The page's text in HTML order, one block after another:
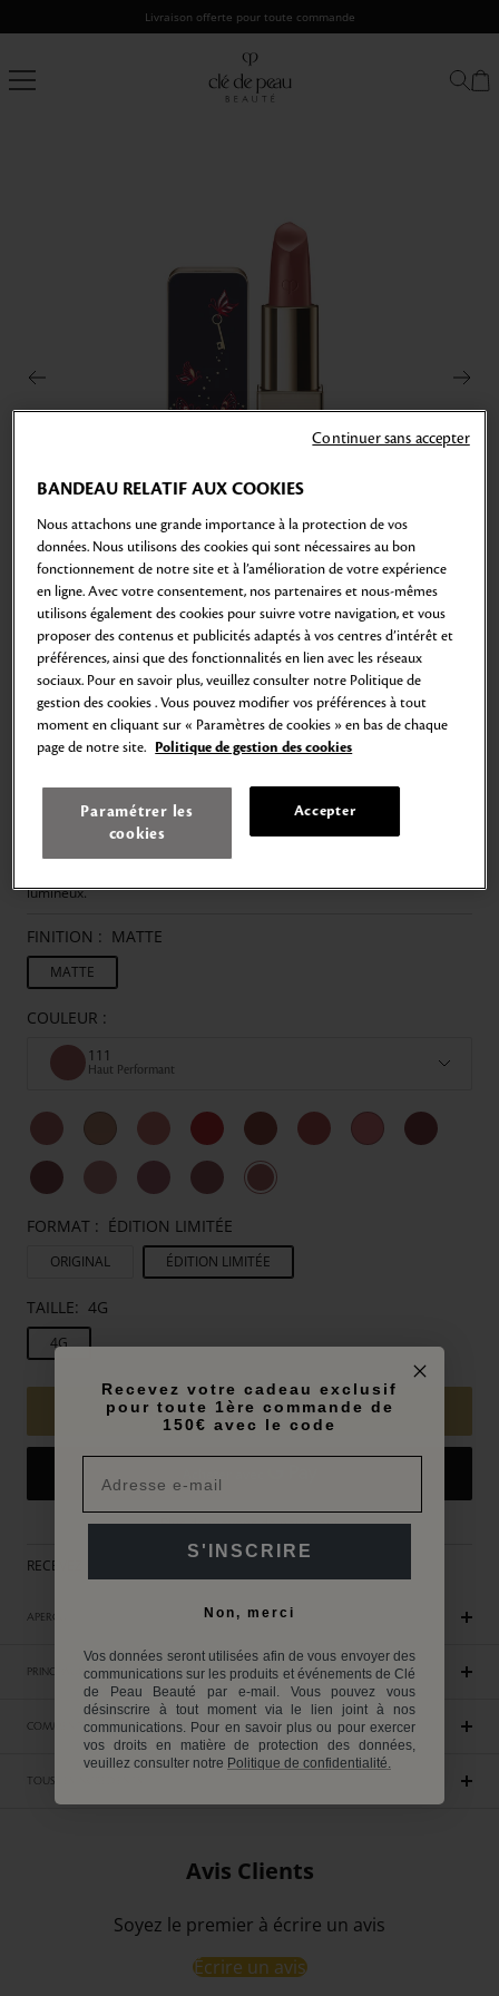
Livraison offerte pour toute commande
de
Peau
Zoom
Aller
au
slide
1
au
slide
2
Aller
au
slide
3
Aller
au
slide
4
Aller
au
slide
5
au
slide
6
au
slide
7
Accueil MAQUILLAGE Lèvres Rouge à Lèvres
ROUGE À LÈVRES - ÉDITION LIMITÉE
Rouge à lèvres mat soyeux et somptueux
71,00€ 17.750,00€/kg
4g
De plus, une hydratation délicieuse.
Lors de l'application, ce rouge à lèvres mat luxueux et onirique apporte
une couleur intense avec une finition légère et soyeuse, tout en
lumineux.
FINITION : MATTE
MATTE
COULEUR :
111
Haut Performant
FORMAT : ÉDITION LIMITÉE
ORIGINAL ÉDITION LIMITÉE
TAILLE: 4G
4G
71,00€ AJOUTER AU PANIER
Plus de moyens de paiement
RECEVEZ UN CADEAU EXCLUSIF DES 250€ D'ACHAT
APERÇU
PRINCIPAUX AVANTAGES
COMMENT UTILISER
TOUS LES INGRÉDIENTS
Avis Clients
Soyez le premier à écrire un avis
Écrire un avis
BANDEAU RELATIF AUX COOKIES
Nous attachons une grande importance à la protection de vos
données. Nous utilisons des cookies qui sont nécessaires au bon
fonctionnement de notre site et à l’amélioration de votre expérience
en ligne. Avec votre consentement, nos partenaires et nous-mêmes
utilisons également des cookies pour suivre votre navigation, et vous
proposer des contenus et publicités adaptés à vos centres d’intérêt et
préférences, ainsi que des fonctionnalités en lien avec les réseaux
sociaux. Pour en savoir plus, veuillez consulter notre Politique de
gestion des cookies . Vous pouvez modifier vos préférences à tout
moment en cliquant sur « Paramètres de cookies » en bas de chaque
page de notre site. Politique de gestion des cookies
Paramétrer les
cookies
Accepter
Continuer sans accepter
Recevez votre cadeau exclusif
pour toute 1ère commande de
150€ avec le code
S'INSCRIRE
Non, merci
Vos données seront utilisées afin de vous envoyer des
communications sur les produits et événements de Clé
de Peau Beauté par e-mail. Vous pouvez vous
désinscrire à tout moment via le lien joint à nos
communications. Pour en savoir plus ou pour exercer
vos droits en matière de protection des données,
veuillez consulter notre Politique de confidentialité.